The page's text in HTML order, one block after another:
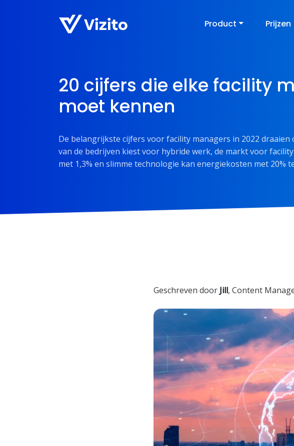
Product Prijzen
20 cijfers die elke facility
moet kennen
De belangrijkste cijfers voor facility managers in 2022 draaien
van de bedrijven kiest voor hybride werk, de markt voor
met 1,3% en slimme technologie kan energiekosten met 20%
Geschreven door Jill, Content